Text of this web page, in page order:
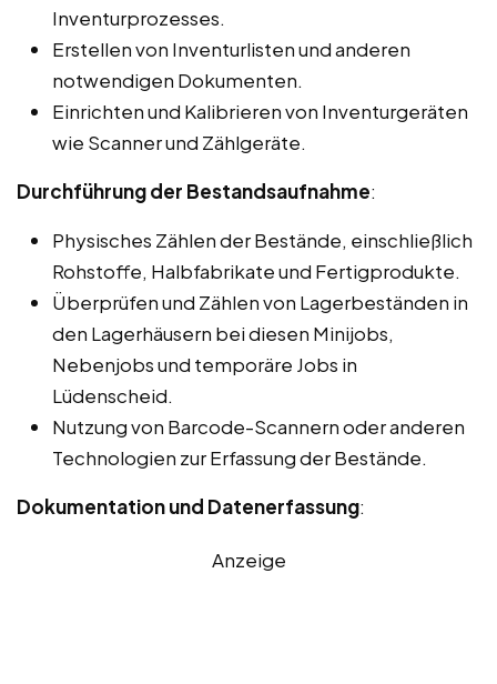
Inventurprozesses.
Erstellen von Inventurlisten und anderen
notwendigen Dokumenten.
Einrichten und Kalibrieren von Inventurgeräten
wie Scanner und Zählgeräte.
Durchführung der Bestandsaufnahme:
Physisches Zählen der Bestände, einschließlich
Rohstoffe, Halbfabrikate und Fertigprodukte.
Überprüfen und Zählen von Lagerbeständen in
den Lagerhäusern bei diesen Minijobs,
Nebenjobs und temporäre Jobs in
Lüdenscheid.
Nutzung von Barcode-Scannern oder anderen
Technologien zur Erfassung der Bestände.
Dokumentation und Datenerfassung:
Anzeige